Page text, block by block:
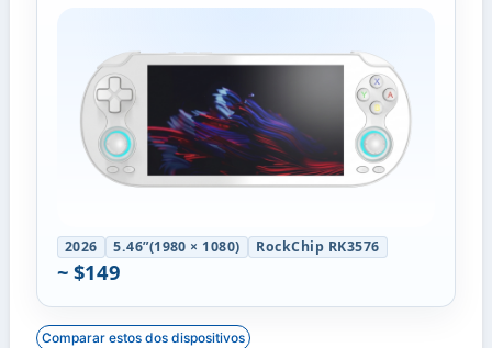
2026 5.46”(1980 × 1080) RockChip RK3576
~ $149
Comparar estos dos dispositivos